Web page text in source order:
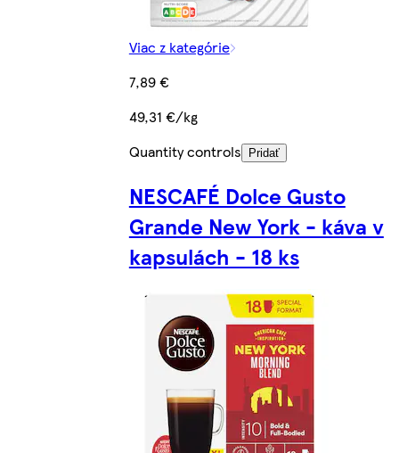
Viac z kategórie
7,89 €
49,31 €/kg
Quantity controls
Pridať
NESCAFÉ Dolce Gusto
Grande New York - káva v
kapsulách - 18 ks